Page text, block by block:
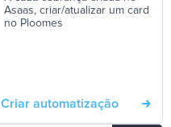
Asaas, criar/atualizar um card
no Ploomes
Criar automatização